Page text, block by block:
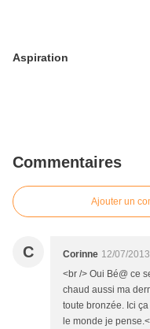
Aspiration
Commentaires
Ajouter un
C Corinne 12/07/
<br /> Oui Bé@ ce
chaud aussi ma
toute bronzée. Ici
le monde je